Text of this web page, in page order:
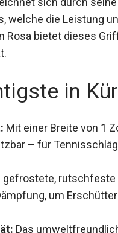
aus, welche
charmanten Rosa
für dein
in
Mit einer Breite von 1
– für
gefrostete, rutschfeste
um
Das